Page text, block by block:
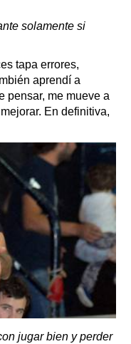
solamente si
tapa errores,
aprendí a
pensar, me mueve a
En definitiva,
jugar bien y perder